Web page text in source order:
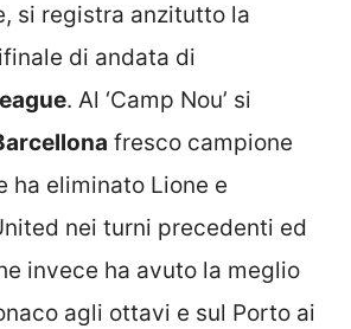
si registra anzitutto la
di andata di
. Al ‘Camp Nou’ si
fresco campione
ha eliminato Lione e
nei turni precedenti ed
invece ha avuto la meglio
agli ottavi e sul Porto ai